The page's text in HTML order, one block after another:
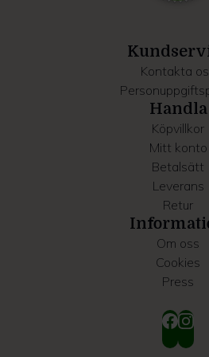
information som du har
Kontakta
Handla
Köpvillkor
Mitt konto
Betalsätt
Leverans
Retur
Om oss
Cookies
Press